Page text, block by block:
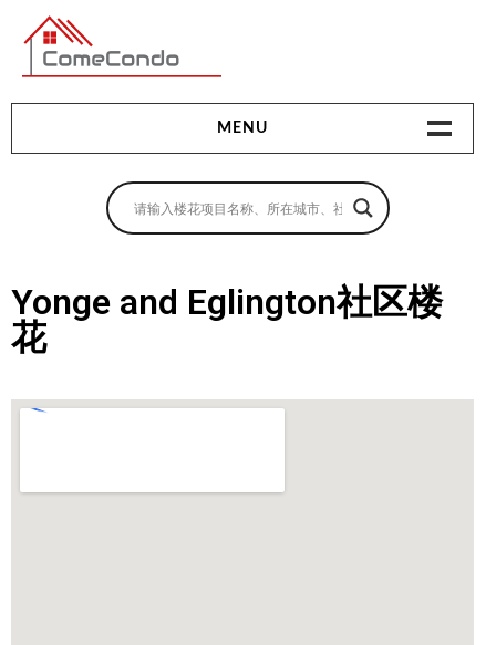
多伦多最新最全的楼花搜索引擎
MENU
地产相关
买房指南
Yonge and Eglington社区楼
花